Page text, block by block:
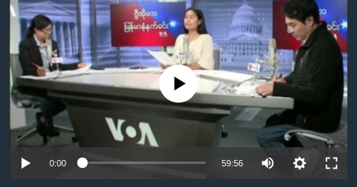
ကျော်
ကြည့်
ပင်မ
အ
ညွန်း
စာမျက်နှာ
အမေရိကန်သုံးအီဒီယံ
မကြေးမုံရဲ့ အင်္ဂလိပ်စာ
ရုပ်ရှင်ထဲက အင်္ဂလိပ်စာ
သုတပဒေသာ အင်္ဂလိပ်စာ
အပတ်စဉ်ကဏ္ဍများ
ရေဒီယို
တီဗွီ
ရေဒီယိုနှင့်ရုပ်သံ အချက်အလက်များ
ရေဒီယို/တီဗွီအစီအစဉ်
Learning English
ဗွီအိုအေ လူမှုကွန်ယက်များ
No media source currently available
0:00 59:56